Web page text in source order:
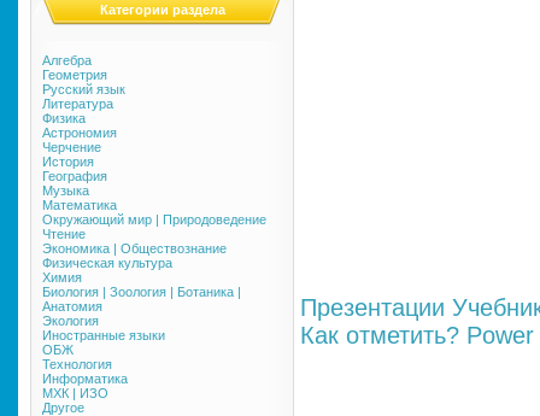
Категории раздела
Алгебра
Геометрия
Русский язык
Литература
Физика
Астрономия
Черчение
История
География
Музыка
Математика
Окружающий мир | Природоведение
Чтение
Экономика | Обществознание
Физическая культура
Химия
Биология | Зоология | Ботаника |
Анатомия
Экология
Иностранные языки
ОБЖ
Технология
Информатика
МХК | ИЗО
Другое
Презентации
Как отметить?